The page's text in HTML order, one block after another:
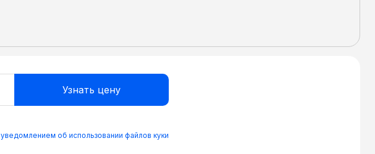
уведомлением об использовании файлов куки